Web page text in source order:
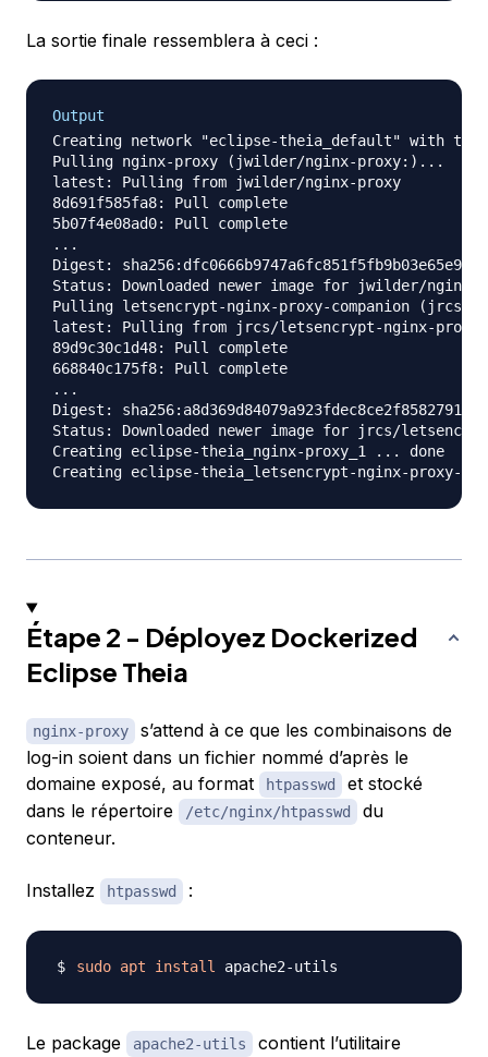
La sortie finale ressemblera à ceci :
Output
Creating network "eclipse-theia_default" with
Pulling nginx-proxy (jwilder/nginx-proxy:)...
latest: Pulling from jwilder/nginx-proxy
8d691f585fa8: Pull complete
5b07f4e08ad0: Pull complete
...
Digest:
Status: Downloaded newer image for jwilder/
Pulling letsencrypt-nginx-proxy-companion (jrcs/
latest: Pulling from jrcs/letsencrypt-nginx-proxy-
89d9c30c1d48: Pull complete
668840c175f8: Pull complete
...
Digest:
Status: Downloaded newer image for jrcs/
Creating eclipse-theia_nginx-proxy_1 ... done
Étape 2 - Déployez Dockerized
Eclipse Theia
nginx-proxy
s’attend à ce que les combinaisons de
log-in soient dans un fichier nommé d’après le
domaine exposé, au format
htpasswd
et stocké
dans le répertoire
/etc/nginx/htpasswd
du
conteneur.
Installez htpasswd :
sudo apt install
Le package apache2-utils contient l’utilitaire